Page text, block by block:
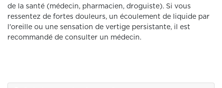
de la santé (médecin, pharmacien, droguiste). Si vous
ressentez de fortes douleurs, un écoulement de liquide par
l'oreille ou une sensation de vertige persistante, il est
recommandé de consulter un médecin.